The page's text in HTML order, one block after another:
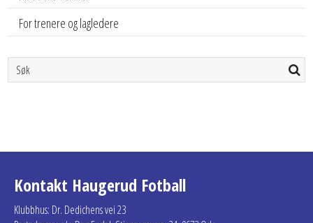
For trenere og lagledere
Kontakt Haugerud Fotball
Klubbhus: Dr. Dedichens vei 23